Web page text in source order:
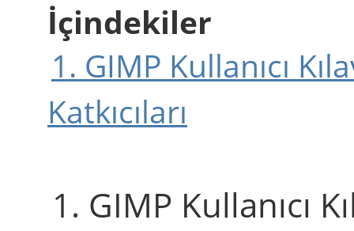
İçindekiler
1. GIMP Kullanıcı
Katkıcıları
1. GIMP Kullanıcı